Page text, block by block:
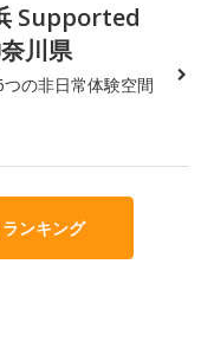
Supported
川県
の非日常体験空間
ンキング